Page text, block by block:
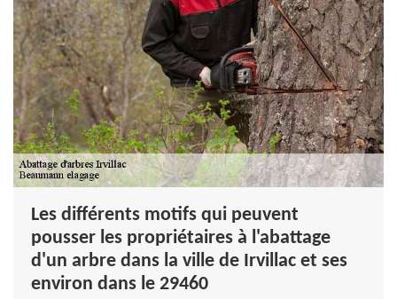
Les différents motifs qui peuvent
pousser les propriétaires à l'abattage
d'un arbre dans la ville de Irvillac et ses
environ dans le 29460